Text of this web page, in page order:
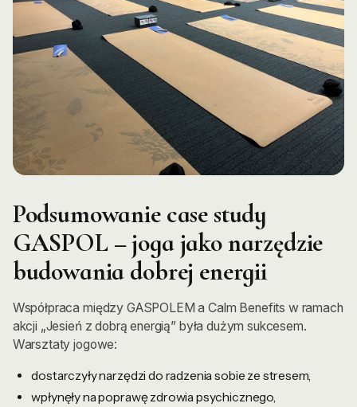
Podsumowanie case study
GASPOL – joga jako narzędzie
budowania dobrej energii
Współpraca między GASPOLEM a Calm Benefits w ramach
akcji „Jesień z dobrą energią” była dużym sukcesem.
Warsztaty jogowe:
dostarczyły narzędzi do radzenia sobie ze stresem,
wpłynęły na poprawę zdrowia psychicznego,